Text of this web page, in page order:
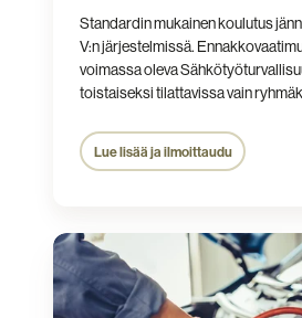
Standardin mukainen koulutus
V:n järjestelmissä.
voimassa oleva
toistaiseksi tilattavissa vain
Lue lisää ja ilmoittaudu
Autoalan
sähkötyöturvallisuus